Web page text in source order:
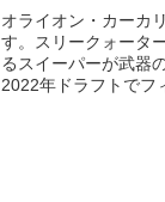
オライオン・カーカ
す。スリークォータ
るスイーパーが武器
2022年ドラフトでフ